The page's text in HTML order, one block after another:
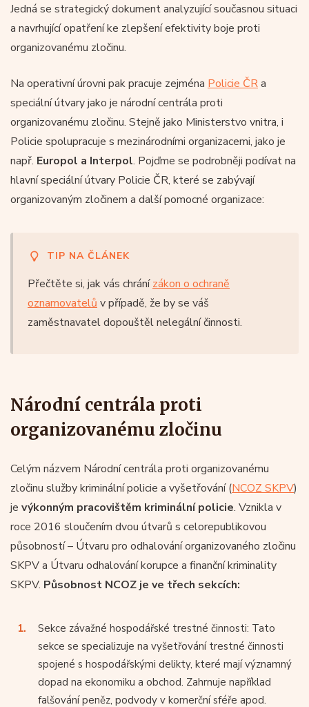
Jedná se strategický dokument analyzující současnou situaci
a navrhující opatření ke zlepšení efektivity boje proti
organizovanému zločinu.
Na operativní úrovni pak pracuje zejména Policie ČRa
speciální útvary jako je národní centrála proti
organizovanému zločinu. Stejně jako Ministerstvo vnitra, i
Policie spolupracuje s mezinárodními organizacemi, jako je
např. Europol a Interpol. Pojďme se podrobněji podívat na
hlavní speciální útvary Policie ČR, které se zabývají
organizovaným zločinem a další pomocné organizace:
TIP NA ČLÁNEK
Přečtěte si, jak vás chránízákon o ochraně
oznamovatelů v případě, že by se váš
zaměstnavatel dopouštěl nelegální činnosti.
Národní centrála proti
organizovanému zločinu
Celým názvem Národní centrála proti organizovanému
zločinu služby kriminální policie a vyšetřování (NCOZ SKPV)
je výkonným pracovištěm kriminální policie. Vznikla v
roce 2016 sloučením dvou útvarů s celorepublikovou
působností – Útvaru pro odhalování organizovaného zločinu
SKPV a Útvaru odhalování korupce a finanční kriminality
SKPV. Působnost NCOZ je ve třech sekcích:
Sekce závažné hospodářské trestné činnosti: Tato
sekce se specializuje na vyšetřování trestné činnosti
spojené s hospodářskými delikty, které mají významný
dopad na ekonomiku a obchod. Zahrnuje například
falšování peněz, podvody v komerční sféře apod.